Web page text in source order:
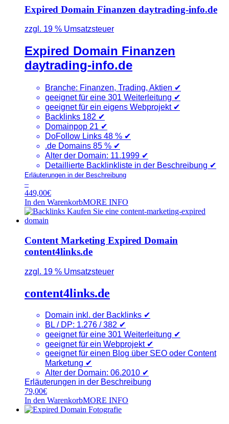
Expired Domain Finanzen daytrading-info.de
zzgl. 19 % Umsatzsteuer
Expired Domain Finanzen
daytrading-info.de
Branche: Finanzen, Trading, Aktien ✔
geeignet für eine 301 Weiterleitung ✔
geeignet für ein eigens Webprojekt ✔
Backlinks 182 ✔
Domainpop 21 ✔
DoFollow Links 48 % ✔
.de Domains 85 % ✔
Alter der Domain: 11.1999 ✔
Detaillierte Backlinkliste in der Beschreibung ✔
Erläuterungen in der Beschreibung
–
449,00€
In den WarenkorbMORE INFO
Content Marketing Expired Domain
content4links.de
zzgl. 19 % Umsatzsteuer
content4links.de
Domain inkl. der Backlinks ✔
BL / DP: 1.276 / 382 ✔
geeignet für eine 301 Weiterleitung ✔
geeignet für ein Webprojekt ✔
geeignet für einen Blog über SEO oder Content
Marketung ✔
Alter der Domain: 06.2010 ✔
Erläuterungen in der Beschreibung
79,00€
In den WarenkorbMORE INFO